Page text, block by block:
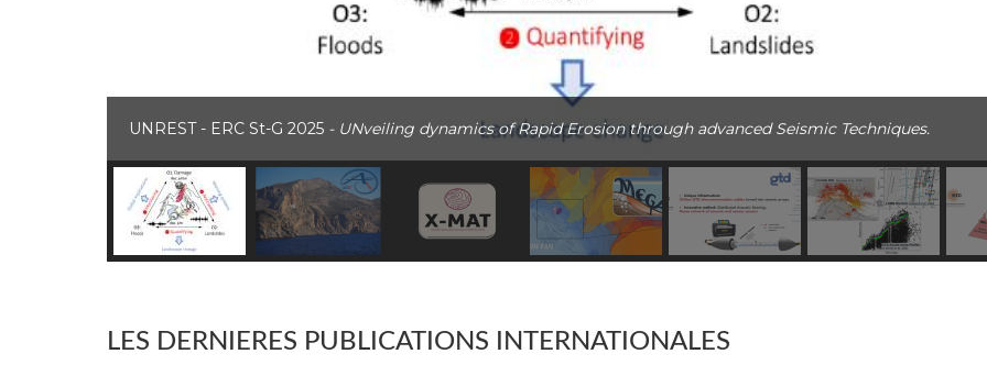
UNREST - ERC St-G 2025 - UNveiling dynamics of Rapid Erosion through advanced Seismic Techniques.
LES DERNIERES PUBLICATIONS INTERNATIONALES